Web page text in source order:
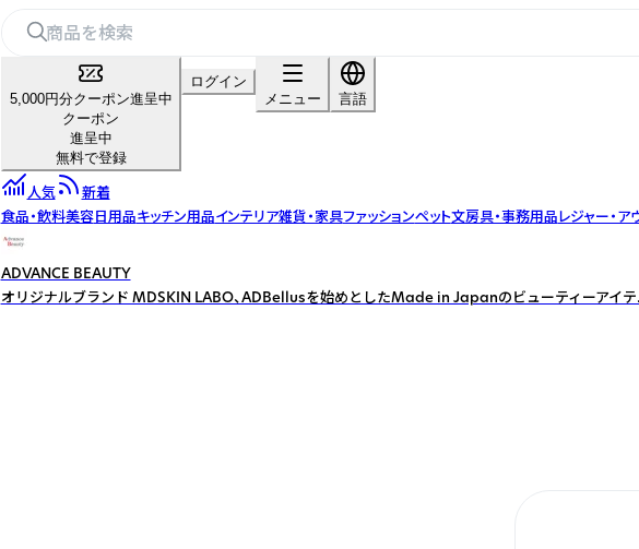
5,000円分クーポン進呈中
クーポン
進呈中
無料で登録
ログイン
メニュー
言語
人気
新着
食品・飲料美容日用品キッチン用品インテリア雑貨・家具ファッションペット文房具・事務用品レジャー・ア
ADVANCE BEAUTY
オリジナルブランド MDSKIN LABO、ADBellusを始めとしたMade in Japanのビューティーアイテ